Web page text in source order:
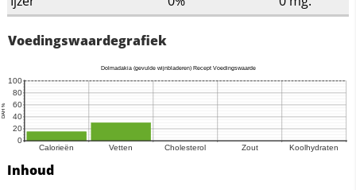
Voedingswaardegrafiek
Inhoud